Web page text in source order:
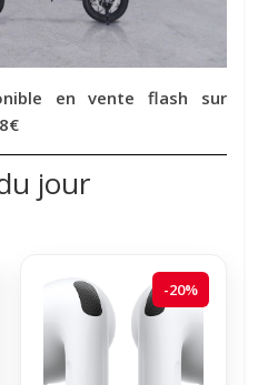
en vente flash sur
jour
-20%